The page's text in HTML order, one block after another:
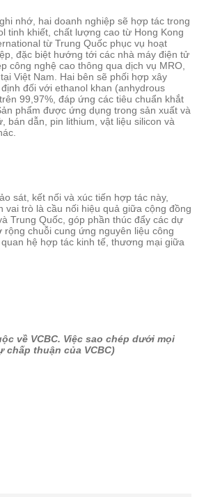
nhớ, hai doanh nghiệp sẽ hợp tác trong
tinh khiết, chất lượng cao từ Hong Kong
từ Trung Quốc phục vụ hoạt
đặc biệt hướng tới các nhà máy điện tử
công nghệ cao thông qua dịch vụ MRO,
Việt Nam. Hai bên sẽ phối hợp xây
đối với ethanol khan (anhydrous
99,97%, đáp ứng các tiêu chuẩn khắt
phẩm được ứng dụng trong sản xuất và
bán dẫn, pin lithium, vật liệu silicon và
sát, kết nối và xúc tiến hợp tác này,
vai trò là cầu nối hiệu quả giữa cộng đồng
Trung Quốc, góp phần thúc đẩy các dự
chuỗi cung ứng nguyên liệu công
hệ hợp tác kinh tế, thương mại giữa
về VCBC. Việc sao chép dưới mọi
thuận của VCBC)